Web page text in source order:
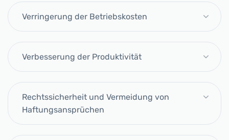
Verringerung der Betriebskosten
Verbesserung der Produktivität
Rechtssicherheit und Vermeidung von
Haftungsansprüchen